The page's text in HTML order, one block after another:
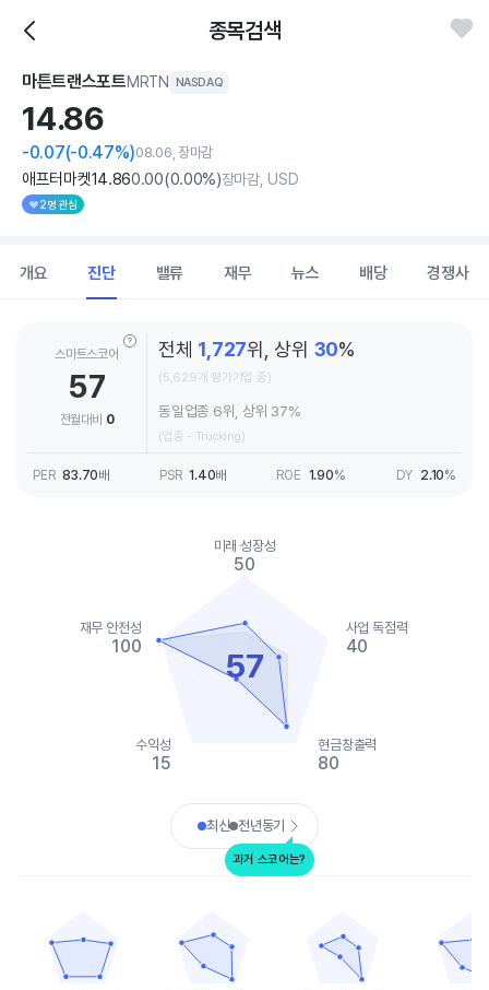
종목검색
마튼트랜스포트MRTN NASDAQ
14.86
-0.07(-0.47%)08.06, 장마감
애프터마켓14.860.00(0.00%)장마감, USD
2명 관심
개요 진단 밸류 재무 뉴스 배당 경쟁사
스마트스코어
57
전월대비 0
전체 1,727위, 상위 30%
(5,629개 평가기업 중)
동일업종 6위, 상위 37%
(업종 - Trucking)
PER 83.70배 PSR 1.40배 ROE 1.90% DY 2.10%
57
미래 성장성
50
사업 독점력
40
현금창출력
80
수익성
15
재무 안전성
100
End of interactive chart.
최신 전년동기
과거 스코어는?
The chart has 1 X axis displaying categories.
The chart has 1 Y axis displaying values. Data ranges from 40
제이비 헌트 트랜스포트 서비스
The chart has 1 X axis displaying categories.
The chart has 1 Y axis displaying values.
나이트 트랜스포테이션
The chart has 1 X axis
The chart has 1 Y axis
The
The